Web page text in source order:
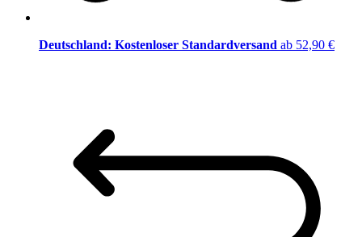
Deutschland: Kostenloser Standardversand ab 52,90 €